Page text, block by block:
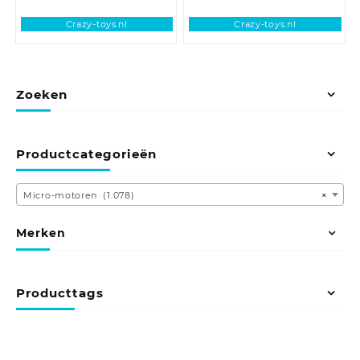
Crazy-toys.nl Crazy-toys.nl
Zoeken
Productcategorieën
×
Micro-motoren (1.078)
Merken
Producttags